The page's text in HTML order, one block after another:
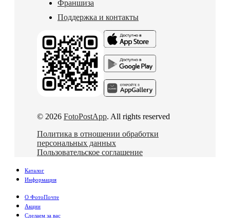
Франшиза
Поддержка и контакты
© 2026 FotoPostApp. All rights reserved
Политика в отношении обработки
персональных данных
Пользовательское соглашение
Каталог
Информация
О ФотоПочте
Акции
Сделаем за вас